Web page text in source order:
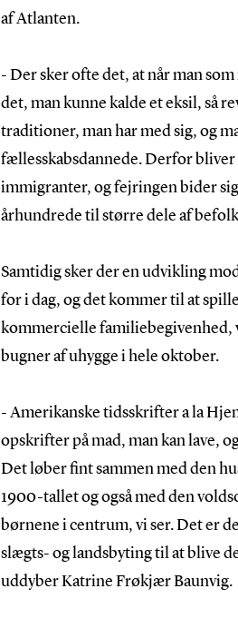
af Atlanten.
- Der sker ofte det, at når man
det, man kunne kalde et eksil, så
traditioner, man har med sig, og
fællesskabsdannede. Derfor
immigranter, og fejringen bider
århundrede til større dele af
Samtidig sker der en udvikling
for i dag, og det kommer til at
kommercielle familiebegivenhed,
bugner af uhygge i hele oktober.
- Amerikanske tidsskrifter a la
opskrifter på mad, man kan lave,
Det løber fint sammen med den
1900-tallet og også med den
børnene i centrum, vi ser. Det er
slægts- og landsbyting til at blive
uddyber Katrine Frøkjær Baunvig.